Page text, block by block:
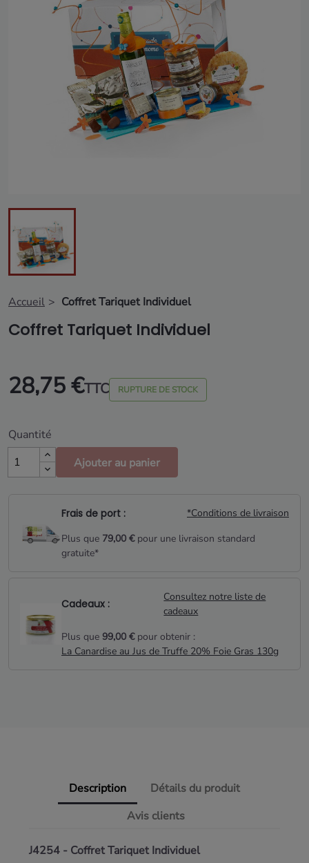
Accueil Coffret Tariquet Individuel
Coffret Tariquet Individuel
28,75 €TTC RUPTURE DE STOCK
Quantité
Ajouter au panier
Frais de port :
*Conditions de livraison
Plus que 79,00 €pour une livraison standard
gratuite*
Cadeaux :
Consultez notre liste de
cadeaux
Plus que 99,00 €pour obtenir :
La Canardise au Jus de Truffe 20% Foie Gras 130g
Description
Détails du produit
Avis clients
J4254 - Coffret Tariquet Individuel